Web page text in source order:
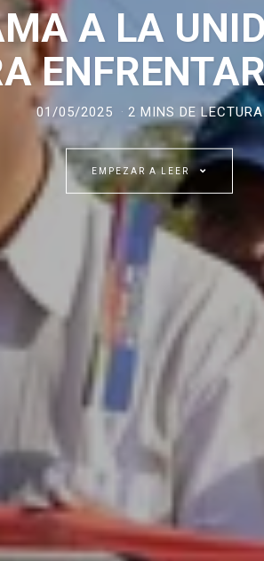
A LA
01/05/2025 2 MINS DE LECTURA
EMPEZAR A LEER